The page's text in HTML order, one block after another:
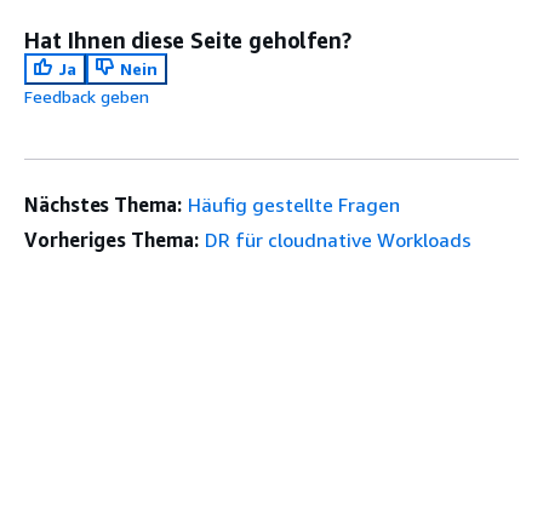
Hat Ihnen diese Seite geholfen?
Ja
Nein
Feedback geben
Nächstes Thema: Häufig gestellte Fragen
Vorheriges Thema: DR für cloudnative Workloads